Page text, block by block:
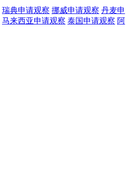
瑞典申请观察 挪威申请观察 丹麦申
马来西亚申请观察 泰国申请观察 阿